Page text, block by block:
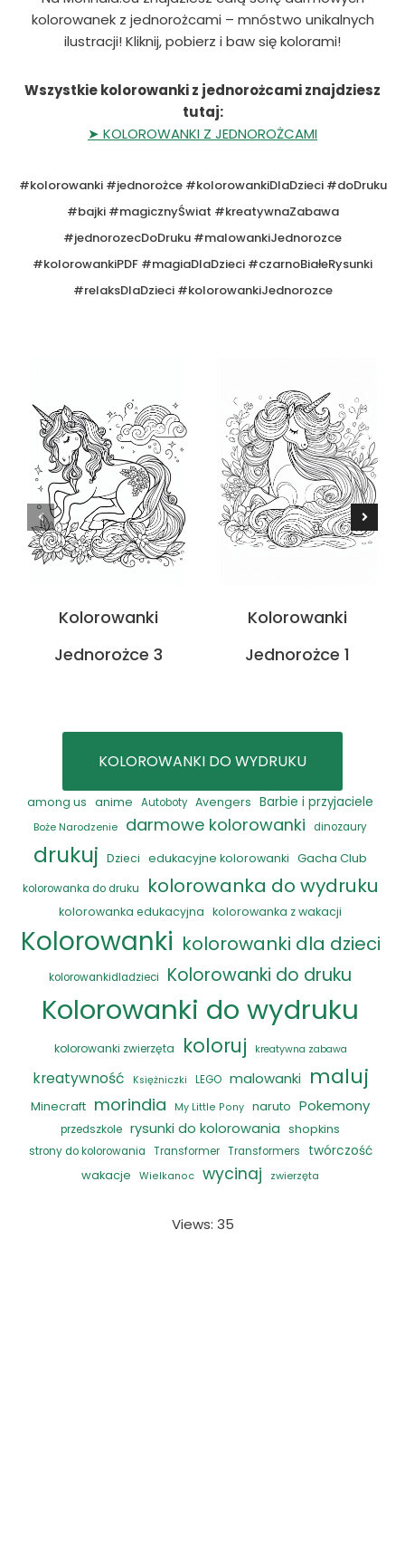
kolorowanek z jednorożcami – mnóstwo unikalnych
ilustracji! Kliknij, pobierz i baw się kolorami!
Wszystkie kolorowanki z jednorożcami znajdziesz
tutaj:
➤ KOLOROWANKI Z JEDNOROŻCAMI
#kolorowanki #jednorożce #kolorowankiDlaDzieci #doDruku
#bajki #magicznyŚwiat #kreatywnaZabawa
#jednorozecDoDruku #malowankiJednorozce
#kolorowankiPDF #magiaDlaDzieci #czarnoBiałeRysunki
#relaksDlaDzieci #kolorowankiJednorozce
Kolorowanki
Jednorożce 3
Kolorowanki
Jednorożce 1
KOLOROWANKI DO WYDRUKU
among us anime Autoboty Avengers Barbie i przyjaciele
Boże Narodzenie darmowe kolorowanki dinozaury
drukuj Dzieci edukacyjne kolorowanki Gacha Club
kolorowanka do druku kolorowanka do wydruku
kolorowanka edukacyjna kolorowanka z wakacji
Kolorowanki kolorowanki dla dzieci
kolorowankidladzieci Kolorowanki do druku
Kolorowanki do wydruku
kolorowanki zwierzęta koloruj kreatywna zabawa
kreatywność Księżniczki LEGO malowanki maluj
Minecraft morindia My Little Pony naruto Pokemony
przedszkole rysunki do kolorowania shopkins
strony do kolorowania Transformer Transformers
twórczość
wakacje
Wielkanoc wycinaj zwierzęta
Views: 35